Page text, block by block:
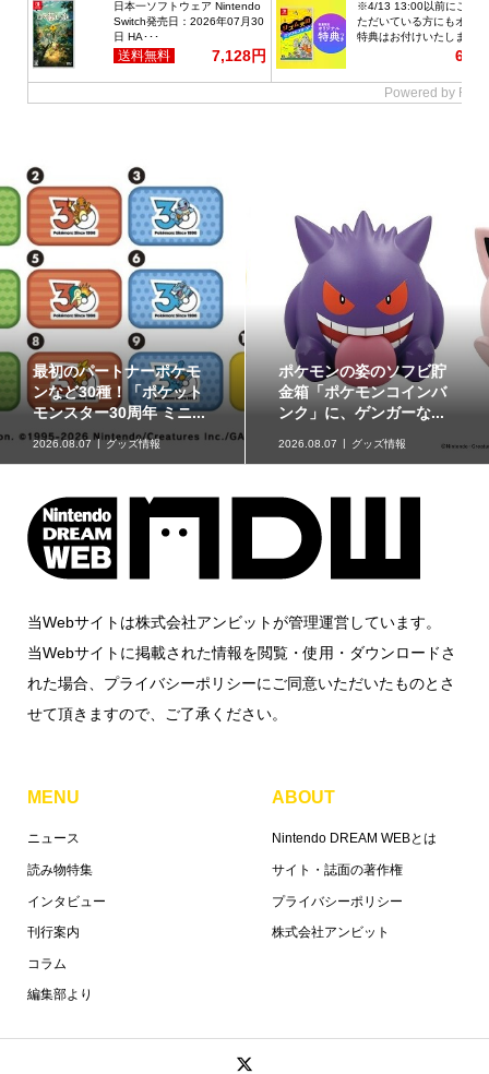
最初のパートナーポケモ
ンなど30種！「ポケット
モンスター30周年 ミニ...
2026.08.07 グッズ情報
ポケモンの姿のソフビ貯
金箱「ポケモンコインバ
ンク」に、ゲンガーな...
2026.08.07 グッズ情報
当Webサイトは株式会社アンビットが管理運営しています。
当Webサイトに掲載された情報を閲覧・使用・ダウンロードさ
れた場合、プライバシーポリシーにご同意いただいたものとさ
せて頂きますので、ご了承ください。
MENU
ニュース
読み物特集
インタビュー
刊行案内
コラム
編集部より
ABOUT
Nintendo DREAM WEBとは
サイト・誌面の著作権
プライバシーポリシー
株式会社アンビット